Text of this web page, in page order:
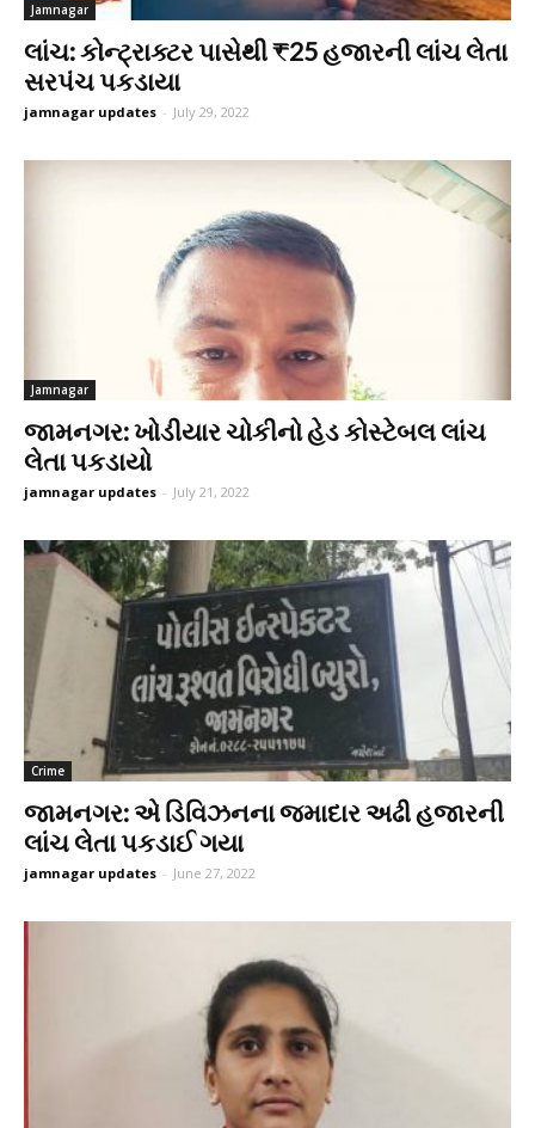
Jamnagar
લાંચ: કોન્ટ્રાક્ટર પાસેથી ₹25 હજારની લાંચ લેતા
સરપંચ પકડાયા
jamnagar updates - July 29, 2022
Jamnagar
જામનગર: ખોડીયાર ચોકીનો હેડ કોસ્ટેબલ લાંચ
લેતા પકડાયો
jamnagar updates - July 21, 2022
Crime
જામનગર: એ ડિવિઝનના જમાદાર અઢી હજારની
લાંચ લેતા પકડાઈ ગયા
jamnagar updates - June 27, 2022